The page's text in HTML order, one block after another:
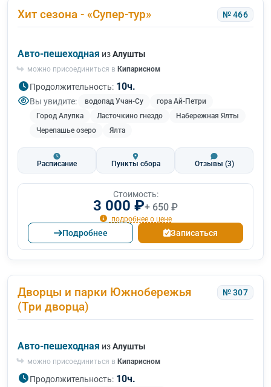
Хит сезона - «Супер-тур» № 466
Авто-пешеходная изАлушты
можно присоединиться в Кипарисном
Продолжительность: 10ч.
Вы увидите: водопад Учан-Су
гора Ай-Петри
Город Алупка
Ласточкино гнездо
Набережная Ялты
Черепашье озеро
Ялта
Расписание Пункты сбора Отзывы (3)
Стоимость:
3 000 ₽+ 650 ₽
подробнее о цене
Подробнее Записаться
Дворцы и парки Южнобережья
(Три дворца)
№ 307
Авто-пешеходная изАлушты
можно присоединиться в Кипарисном
Продолжительность: 10ч.